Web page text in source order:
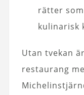
rätter
kulinarisk
Utan tvekan
restaurang